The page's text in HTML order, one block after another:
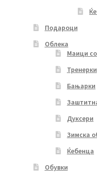
Подароци
Облека
Маици
Тренерки
Бањарки
Дуксери
Зимска
Ќебенца
Обувки